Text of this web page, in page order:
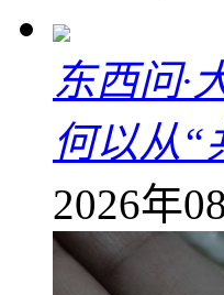
东西问·
何以从“
2026年